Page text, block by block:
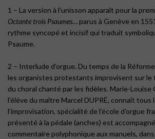
1 – La version à l’unisson apparaît pour la
Octante trois Psaumes… parus à Genève en
rythme syncopé et incisif qui traduit
Psaume.
2 – Interlude d’orgue. Du temps de la
les organistes protestants improvisent sur le
du choral chanté par les fidèles. Marie-Louise
l’élève du maître Marcel DUPRÉ, connaît tous
l’improvisation, spécialité de l’école d’orgue
présenté à la pédale (anches) est
commentaire polyphonique aux manuels,